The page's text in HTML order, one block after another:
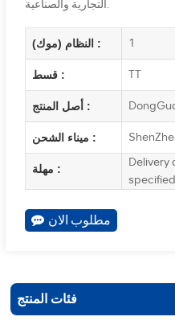
التجارية والصناعية.
النظام (موك) : 1
قسط : TT
أصل المنتج :
ميناء الشحن :
مهلة :
Delivery
مطلوب الان
فئات المنتج